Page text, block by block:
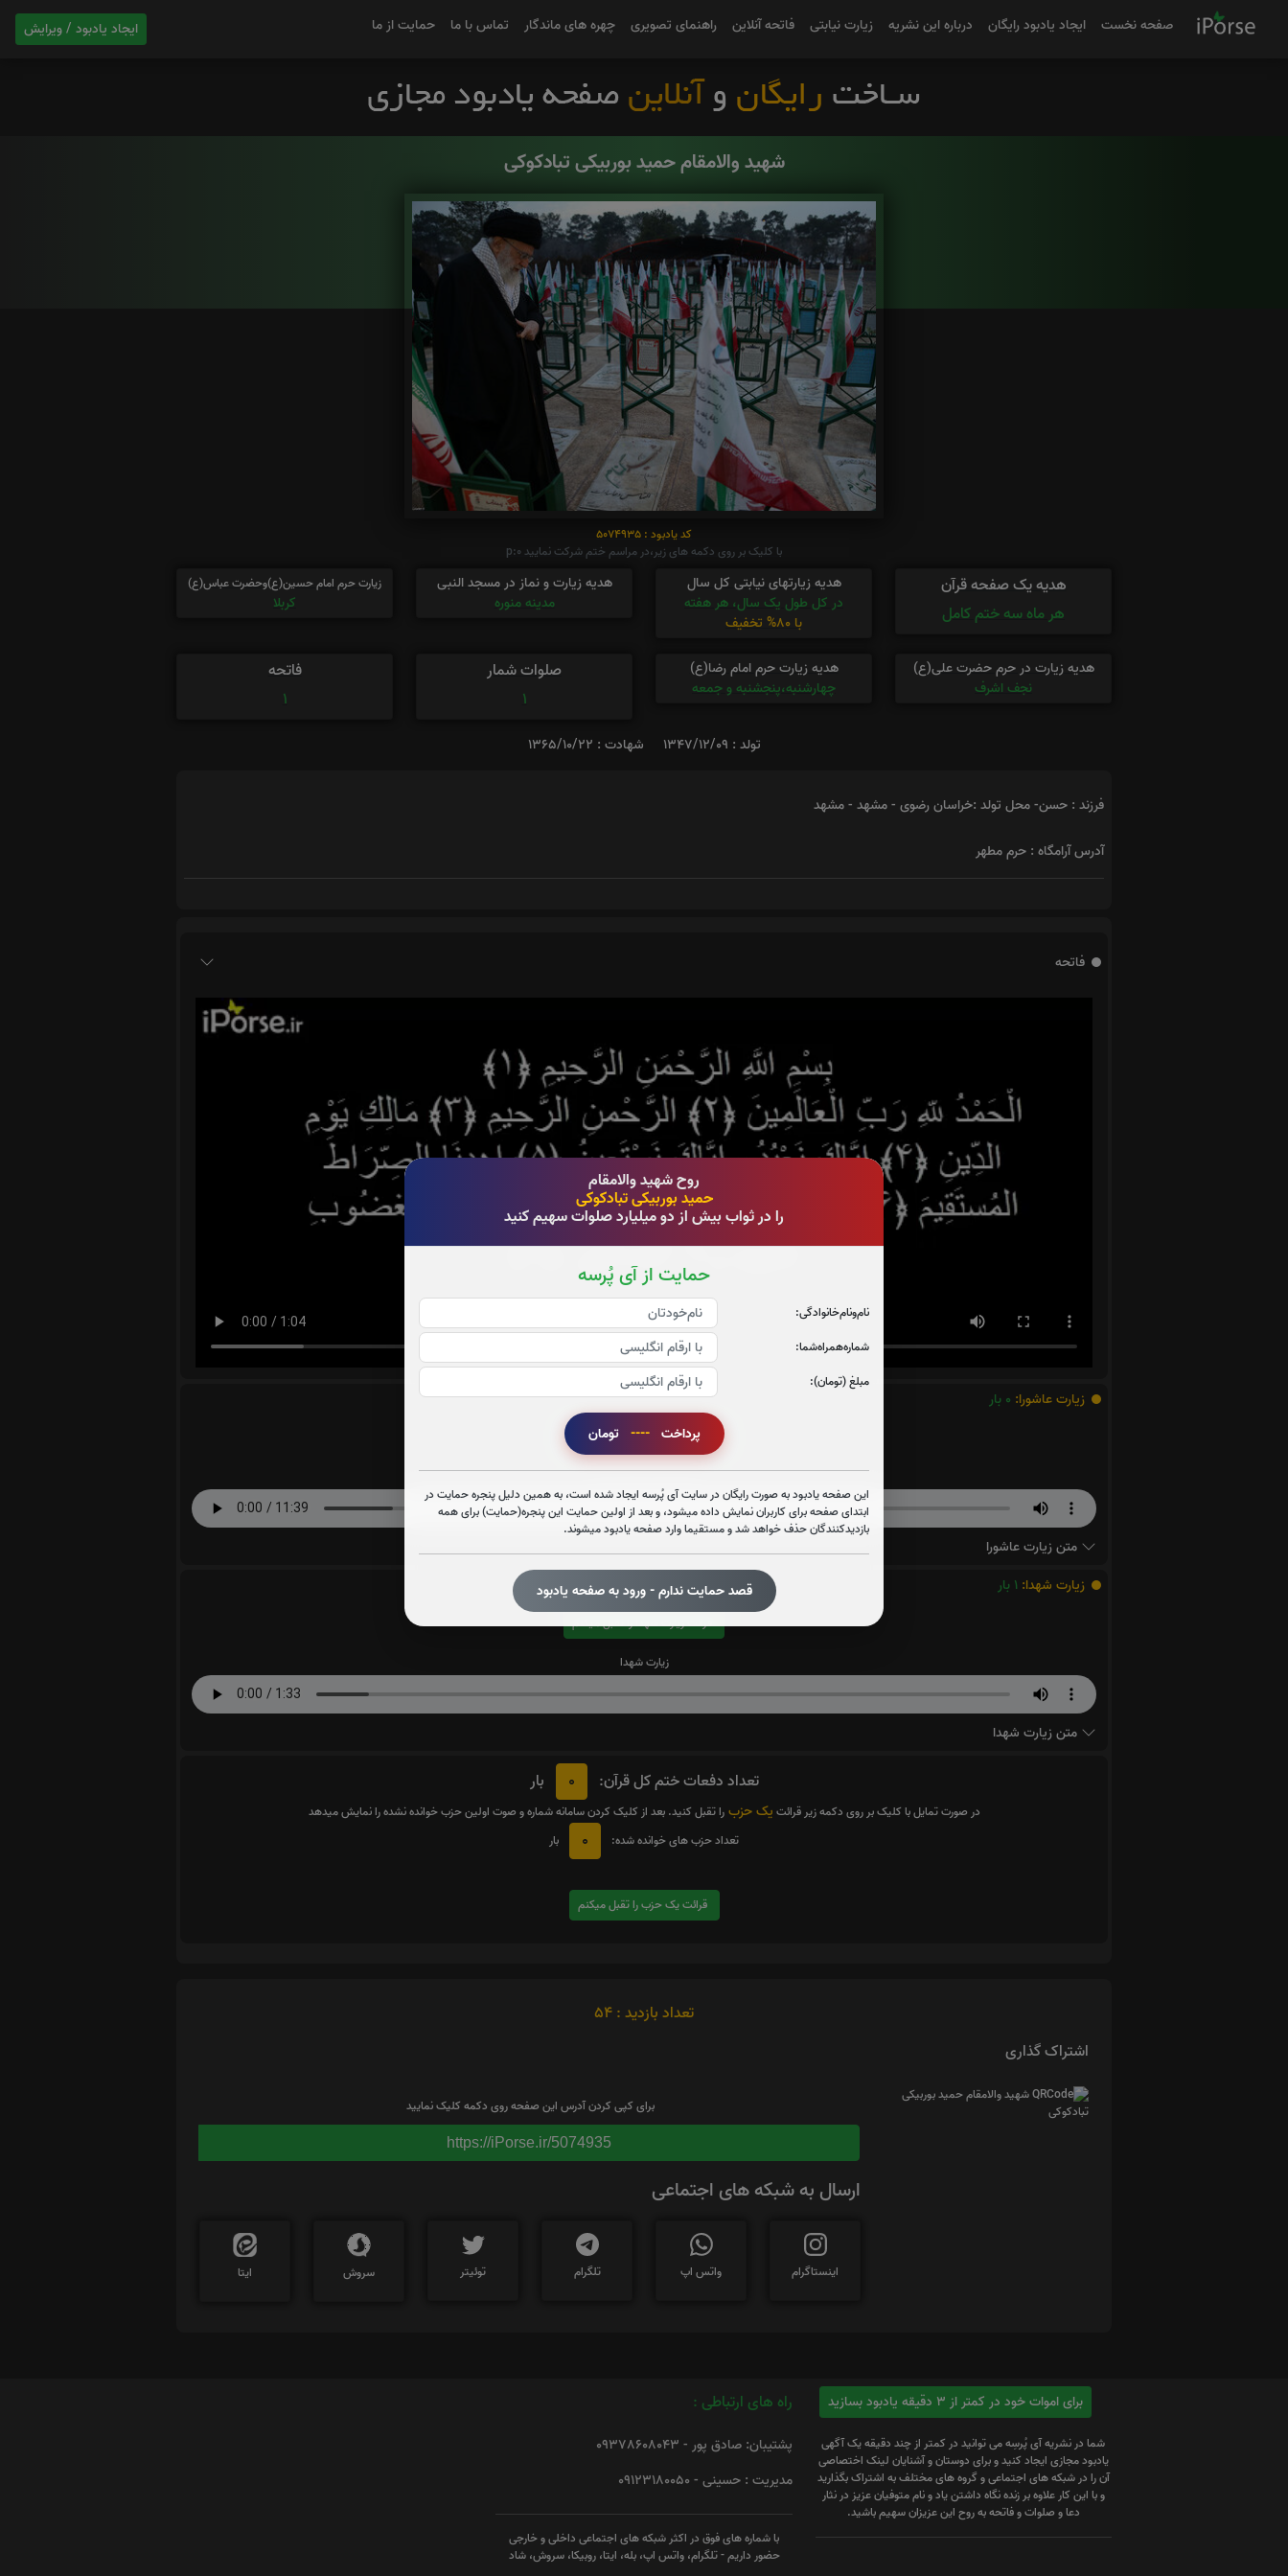
ایجاد یادبود / ویرایش صفحه نخست ایجاد یادبود رایگان درباره این نشریه زیارت نیابتی فاتحه آنلاین راهنمای تصویری چهره های ماندگار تماس با ما حمایت از ما
روح شهید والامقام
حمید بوربیکی تبادکوکی
را در ثواب بیش از دو میلیارد صلوات سهیم کنید
حمایت از آی پُرسه
نام‌و‌نام‌خانوادگی:
شماره‌همراه‌شما:
مبلغ (تومان):
پرداخت ---- تومان
این صفحه یادبود به صورت رایگان در سایت آی پُرسه ایجاد شده است، به همین دلیل پنجره حمایت در
ابتدای صفحه برای کاربران نمایش داده میشود، و بعد از اولین حمایت این پنجره(حمایت) برای همه
بازدیدکنندگان حذف خواهد شد و مستقیما وارد صفحه یادبود میشوند.
قصد حمایت ندارم - ورود به صفحه یادبود
شهید والامقام حمید بوربیکی تبادکوکی
کد یادبود : 5074935
با کلیک بر روی دکمه های زیر،در مراسم ختم شرکت نمایید p:0
هدیه یک صفحه قرآن
هر ماه سه ختم کامل
هدیه زیارتهای نیابتی کل سال
در کل طول یک سال، هر هفته
با 80% تخفیف
هدیه زیارت و نماز در مسجد النبی
مدینه منوره
زیارت حرم امام حسین(ع)وحضرت عباس(ع)
کربلا
هدیه زیارت در حرم حضرت علی(ع)
نجف اشرف
هدیه زیارت حرم امام رضا(ع)
چهارشنبه،پنجشنبه و جمعه
صلوات شمار
1
فاتحه
1
تولد : 1347/12/09 شهادت : 1365/10/22
فرزند : حسن- محل تولد :خراسان رضوی - مشهد - مشهد
آدرس آرامگاه : حرم مطهر
فاتحه
زیارت عاشورا: 0 بار
قرائت زیارت عاشورا را تقبل میکنم
صوت زیارت عاشورا - فانی
متن زیارت عاشورا
زیارت شهدا: 1 بار
قرائت زیارت شهدا را تقبل میکنم
زیارت شهدا
متن زیارت شهدا
تعداد دفعات ختم کل قرآن: 0 بار
در صورت تمایل با کلیک بر روی دکمه زیر قرائت یک حزبرا تقبل کنید. بعد از کلیک کردن سامانه شماره و صوت اولین حزب خوانده نشده را نمایش میدهد
تعداد حزب های خوانده شده:
0 بار
قرائت یک حزب را تقبل میکنم
تعداد بازدید : 54
اشتراک گذاری
برای کپی کردن آدرس این صفحه روی دکمه کلیک نمایید
https://iPorse.ir/5074935
ارسال به شبکه های اجتماعی
اینستاگرام واتس اپ تلگرام توئیتر سروش ایتا
برای اموات خود در کمتر از 3 دقیقه یادبود بسازید
شما در نشریه آی پُرسِه می توانید در کمتر از چند دقیقه یک آگهی
یادبود مجازی ایجاد کنید و برای دوستان و آشنایان لینک اختصاصی
آن را در شبکه های اجتماعی و گروه های مختلف به اشتراک بگذارید
و با این کار علاوه بر زنده نگاه داشتن یاد و نام متوفیان عزیز در نثار
دعا و صلوات و فاتحه به روح این عزیزان سهیم باشید.
راه های ارتباطی :
پشتیبان: صادق پور - 09378608043
مدیریت : حسینی - 09123180050
با شماره های فوق در اکثر شبکه های اجتماعی داخلی و خارجی
حضور داریم - تلگرام، واتس اپ، بله، ایتا، روبیکا، سروش، شاد